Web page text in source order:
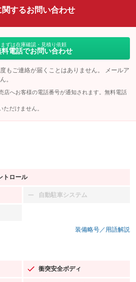
関するお問い合わせ
まずは在庫確認・見積り依頼
料電話でお問い合わせ
もご連絡が届くことはありません。 メールア
。
店へお客様の電話番号が通知されます。無料電話
だけません。
トロール
自動駐車システム
：装備なし
装備略号／用語解説
衝突安全ボディ
：装備あり